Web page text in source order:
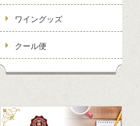
ワイングッズ
クール便